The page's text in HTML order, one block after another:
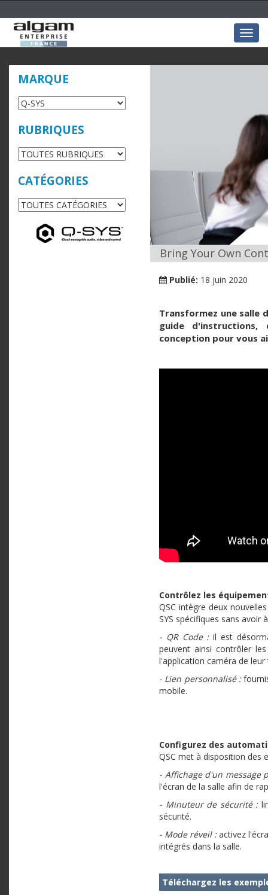
MARQUE
RUBRIQUES
CATÉGORIES
Bring Your Own
Publié: 18 juin 2020
Transformez une salle
guide
conception pour vous
Contrôlez les
QSC intègre deux
SYS spécifiques sans avoir
- QR Code :il est
peuvent ainsi contrôler
l'application caméra de leur
- Lien personnalisé :
mobile.
Configurez des
QSC met à disposition des
- Affichage d'un message
l'écran de la salle afin de
- Minuteur de sécurité :
sécurité.
- Mode réveil :activez
intégrés dans la salle.
Téléchargez les